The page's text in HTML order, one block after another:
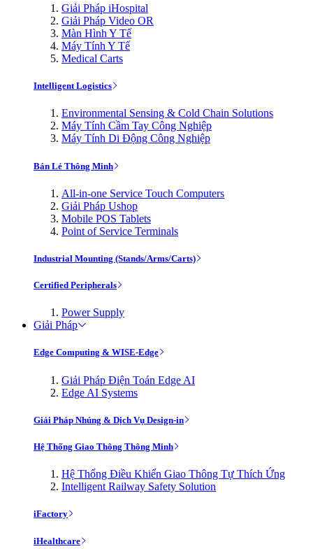
Giải Pháp iHospital
Giải Pháp Video OR
Màn Hình Y Tế
Máy Tính Y Tế
Medical Carts
Intelligent Logistics
Environmental Sensing & Cold Chain Solutions
Máy Tính Cầm Tay Công Nghiệp
Máy Tính Di Động Công Nghiệp
Bán Lẻ Thông Minh
All-in-one Service Touch Computers
Giải Pháp Ushop
Mobile POS Tablets
Point of Service Terminals
Industrial Mounting (Stands/Arms/Carts)
Certified Peripherals
Power Supply
Giải Pháp
Edge Computing & WISE-Edge
Giải Pháp Điện Toán Edge AI
Edge AI Systems
Giải Pháp Nhúng & Dịch Vụ Design-in
Hệ Thống Giao Thông Thông Minh
Hệ Thống Điều Khiển Giao Thông Tự Thích Ứng
Intelligent Railway Safety Solution
iFactory
iHealthcare